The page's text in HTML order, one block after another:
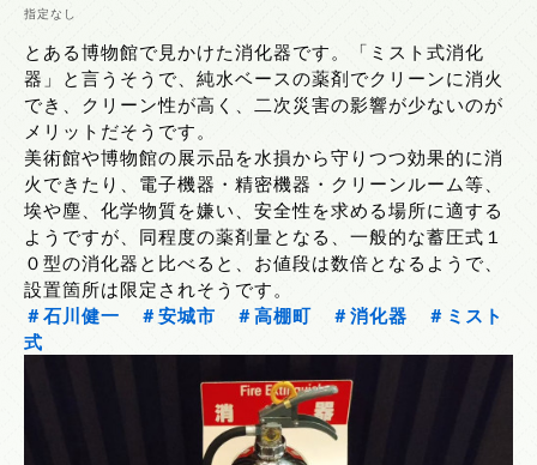
指定なし
とある博物館で見かけた消化器です。「ミスト式消化
器」と言うそうで、純水ベースの薬剤でクリーンに消火
でき、クリーン性が高く、二次災害の影響が少ないのが
メリットだそうです。
美術館や博物館の展示品を水損から守りつつ効果的に消
火できたり、電子機器・精密機器・クリーンルーム等、
埃や塵、化学物質を嫌い、安全性を求める場所に適する
ようですが、同程度の薬剤量となる、一般的な蓄圧式１
０型の消化器と比べると、お値段は数倍となるようで、
設置箇所は限定されそうです。
＃石川健一
＃安城市 ＃高棚町 ＃消化器
＃ミスト
式